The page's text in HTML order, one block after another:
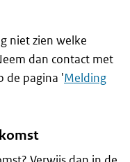
niet zien welke
dan contact met
de pagina 'Melding